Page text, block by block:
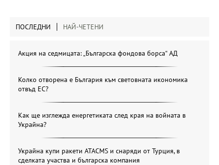
ПОСЛЕДНИ НАЙ-ЧЕТЕНИ
Акция на седмицата: „Българска фондова борса“ АД
Колко отворена е България към световната икономика
отвъд ЕС?
Как ще изглежда енергетиката след края на войната в
Украйна?
Украйна купи ракети ATACMS и снаряди от Турция, в
сделката участва и българска компания